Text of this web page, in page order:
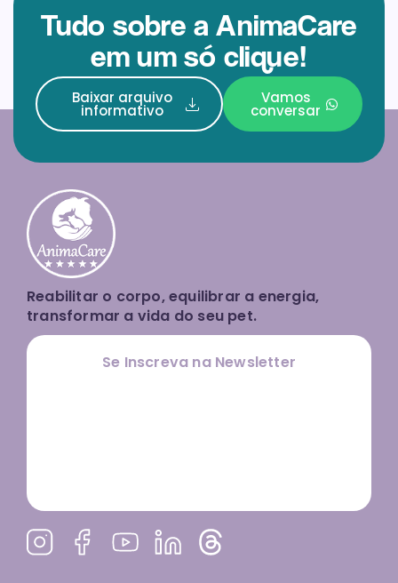
Tudo sobre a AnimaCare
em um só clique!
Baixar arquivo
informativo
Vamos
conversar
Reabilitar o corpo, equilibrar a energia,
transformar a vida do seu pet.
Se Inscreva na Newsletter